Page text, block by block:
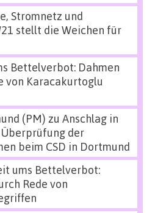
Stromnetz und
stellt die Weichen für
Bettelverbot: Dahmen
von Karacakurtoglu
(PM) zu Anschlag in
der
beim CSD in Dortmund
ums Bettelverbot:
Rede von